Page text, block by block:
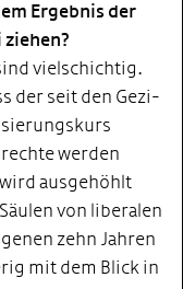
Ergebnis der
vielschichtig.
der seit den Gezi-
werden
ausgehöhlt
von liberalen
zehn Jahren
mit dem Blick in